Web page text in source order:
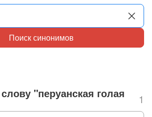
Поиск синонимов
"перуанская голая
1